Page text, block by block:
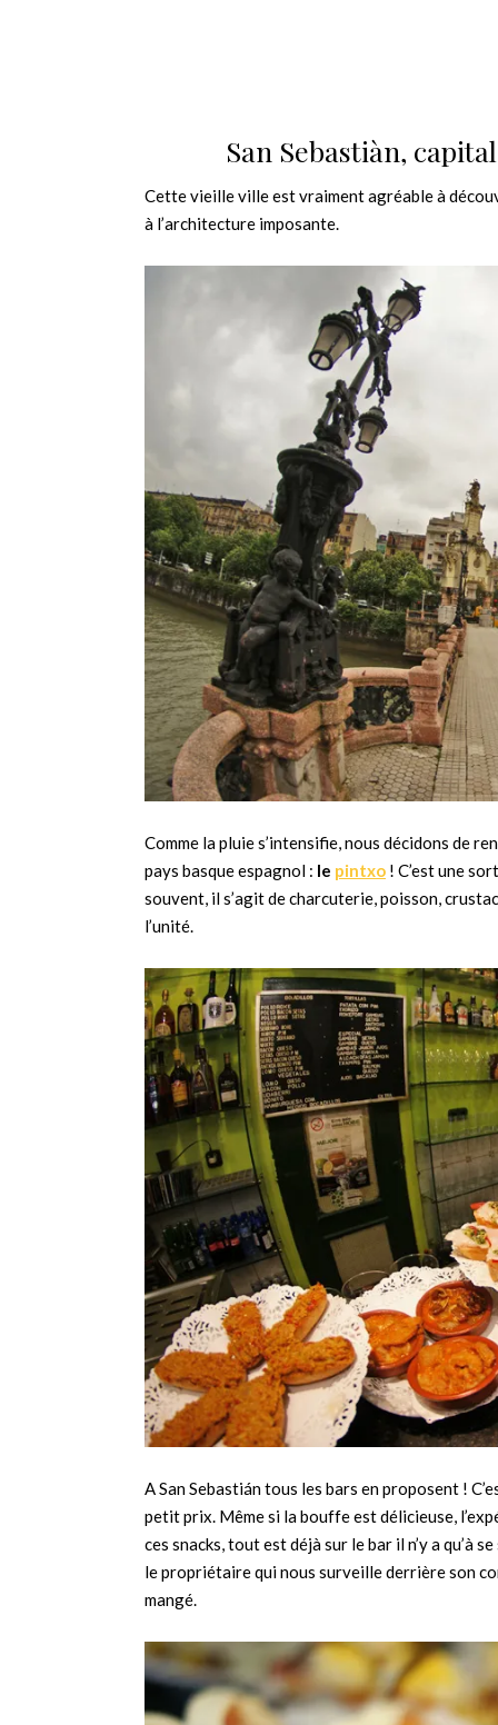
San Sebastiàn,
Cette vieille ville est vraiment agréable à
à l’architecture imposante.
Comme la pluie s’intensifie, nous décidons de
pays basque espagnol : le pintxo ! C’est une
souvent, il s’agit de charcuterie, poisson,
l’unité.
A San Sebastián tous les bars en proposent !
petit prix. Même si la bouffe est délicieuse,
ces snacks, tout est déjà sur le bar il n’y a qu’à
le propriétaire qui nous surveille derrière son
mangé.